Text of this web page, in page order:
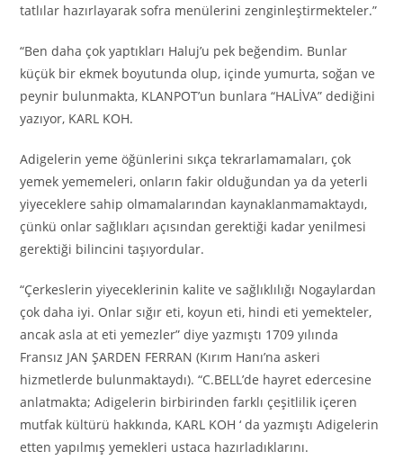
tatlılar hazırlayarak sofra menülerini zenginleştirmekteler.”
“Ben daha çok yaptıkları Haluj’u pek beğendim. Bunlar
küçük bir ekmek boyutunda olup, içinde yumurta, soğan ve
peynir bulunmakta, KLANPOT’un bunlara “HALİVA” dediğini
yazıyor, KARL KOH.
Adigelerin yeme öğünlerini sıkça tekrarlamamaları, çok
yemek yememeleri, onların fakir olduğundan ya da yeterli
yiyeceklere sahip olmamalarından kaynaklanmamaktaydı,
çünkü onlar sağlıkları açısından gerektiği kadar yenilmesi
gerektiği bilincini taşıyordular.
“Çerkeslerin yiyeceklerinin kalite ve sağlıklılığı Nogaylardan
çok daha iyi. Onlar sığır eti, koyun eti, hindi eti yemekteler,
ancak asla at eti yemezler” diye yazmıştı 1709 yılında
Fransız JAN ŞARDEN FERRAN (Kırım Hanı’na askeri
hizmetlerde bulunmaktaydı). “C.BELL’de hayret edercesine
anlatmakta; Adigelerin birbirinden farklı çeşitlilik içeren
mutfak kültürü hakkında, KARL KOH ‘ da yazmıştı Adigelerin
etten yapılmış yemekleri ustaca hazırladıklarını.